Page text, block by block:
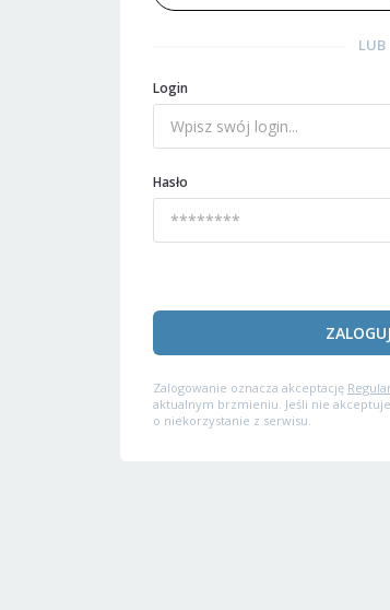
LUB
Login
Hasło
Zalogowanie oznacza akceptację
aktualnym brzmieniu. Jeśli nie
o niekorzystanie z serwisu.